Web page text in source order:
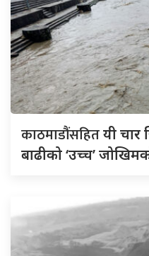
काठमाडौंसहितयी
बाढीको ‘उच्च’